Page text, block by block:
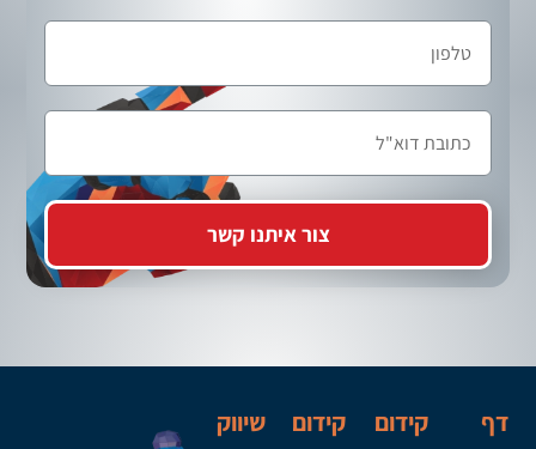
צור איתנו קשר
דף
קידום
קידום
שיווק